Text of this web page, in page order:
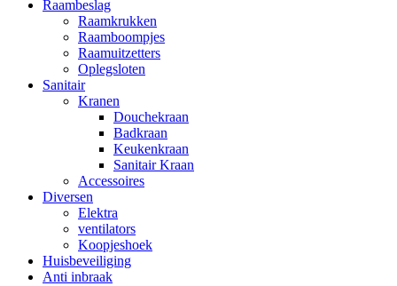
Raambeslag
Raamkrukken
Raamboompjes
Raamuitzetters
Oplegsloten
Sanitair
Kranen
Douchekraan
Badkraan
Keukenkraan
Sanitair Kraan
Accessoires
Diversen
Elektra
ventilators
Koopjeshoek
Huisbeveiliging
Anti inbraak